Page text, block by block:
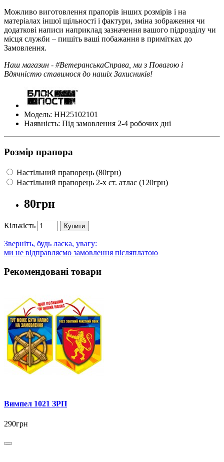
Можливо виготовлення прапорів інших розмірів і на
матеріалах іншої щільності і фактури, зміна зображення чи
додаткові написи наприклад зазначення вашого підрозділу чи
місця служби – пишіть ваші побажання в примітках до
Замовлення.
Наш магазин - #ВетеранськаСправа, ми з Повагою і
Вдячністю ставимося до нашіх Захисників!
Модель: НН25102101
Наявність: Під замовлення 2-4 робочих дні
Розмір прапора
Настільний прапорець (80грн)
Настільний прапорець 2-х ст. атлас (120грн)
80грн
Кількість Купити
Зверніть, будь ласка, увагу:
ми не відправляємо замовлення післяплатою
Рекомендовані товари
Вимпел 1021 ЗРП
290грн